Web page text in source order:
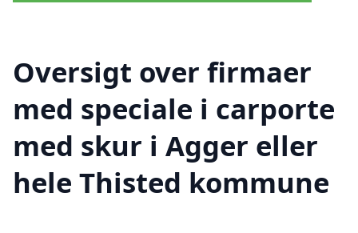
Oversigt over firmaer
med speciale i carporte
med skur i Agger eller
hele Thisted kommune